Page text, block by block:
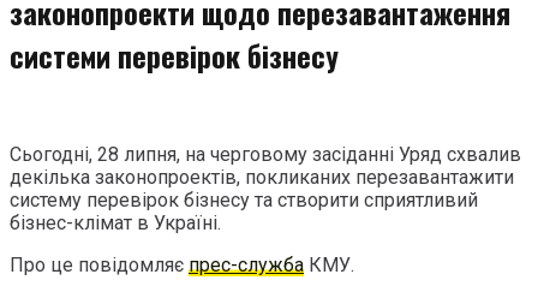
законопроекти щодо перезавантаження
системи перевірок бізнесу
Сьогодні, 28 липня, на черговому засіданні Уряд схвалив
декілька законопроектів, покликаних перезавантажити
систему перевірок бізнесу та створити сприятливий
бізнес-клімат в Україні.
Про це повідомляє прес-служба КМУ.